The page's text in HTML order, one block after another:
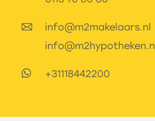
info@m2makelaars.nl
info@m2hypotheken.nl
+31118442200
info@m2makelaars.nl
info@m2hypotheken.nl
+31118442200
info@m2makelaars.nl
info@m2hypotheken.nl
+31118442200
info@m2makelaars.nl
info@m2hypotheken.nl
+31118442200
info@m2makelaars.nl
info@m2hypotheken.nl
+31118442200
info@m2makelaars.nl
info@m2hypotheken.nl
+31118442200